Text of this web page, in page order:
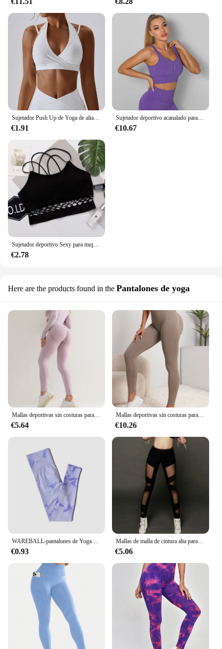
€1.91
Sujetador deportivo acanalado para mujer, sin costuras Top corto de Yoga, Tops de Fitness con almohadillas extraíbles, chaleco de entrenamiento para gimnasio, ropa interior Push Up
€10.67
€2.78
Here are the products found in the Pantalones de yoga
€5.64
Mallas deportivas sin costuras para mujer, Leggings de cintura alta, realce de cadera, Yoga, ropa de gimnasio
€10.26
WAREBALL-pantalones de Yoga Tie Dye para mujer, mallas de gimnasio sin costuras de cintura alta, medias deportivas de realce, Leggings de entrenamiento para Fitness, novedad
€0.93
Mallas de malla de cintura alta para mujer, pantalones de Yoga con realce de caderas transpirables, ropa deportiva de secado rápido, Sexy
€5.06